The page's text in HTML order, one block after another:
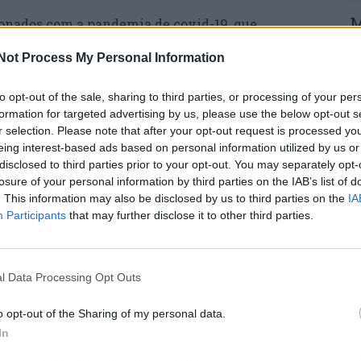
Process My Personal Information
opt-out of the sale, sharing to third parties, or processing of your
for targeted advertising by us, please use the below opt-out
selection. Please note that after your opt-out request is processed
interest-based ads based on personal information utilized by us
to third parties prior to your opt-out. You may separately
of your personal information by third parties on the IAB’s list of
This information may also be disclosed by us to third parties on the
Participants that may further disclose it to other third parties.
Data Processing Opt Outs
opt-out of the Sharing of my personal data.
com a pandemia de covid-19, que
“contrariamente às grandes multinacionais
farmacêuticas”.
das pessoas. Isto é verdadeiramente um
vale a pena fazer, o mundo está todo em
chegar ao mundo rapidamente. Vale a pena
Paulo Barradas Rebelo.
de Coimbra foi criado em 2001 pela
a UC, assinado “por forma a mostrar a
a universidade”.
se a premiar as melhores teses de
a premiar, em formato bienal, os melhores
Saúde que levassem à criação de empresas,
com um máximo de 50 mil euros.